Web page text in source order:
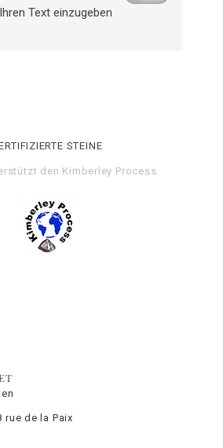
Text einzugeben
STEINE
den Kimberley Process.
rue de la Paix